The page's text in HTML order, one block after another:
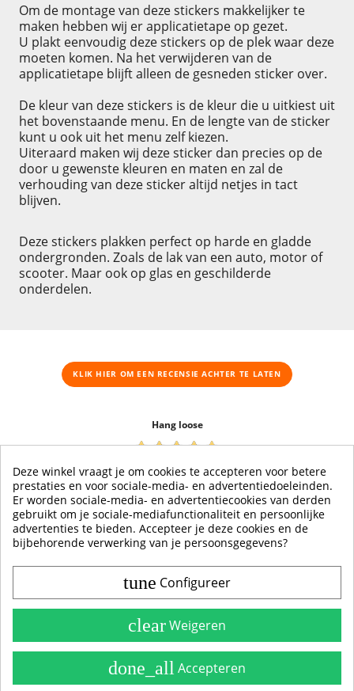
Om de montage van deze stickers makkelijker te
maken hebben wij er applicatietape op gezet.
U plakt eenvoudig deze stickers op de plek waar deze
moeten komen. Na het verwijderen van de
applicatietape blijft alleen de gesneden sticker over.
De kleur van deze stickers is de kleur die u uitkiest uit
het bovenstaande menu. En de lengte van de sticker
kunt u ook uit het menu zelf kiezen.
Uiteraard maken wij deze sticker dan precies op de
door u gewenste kleuren en maten en zal de
verhouding van deze sticker altijd netjes in tact
blijven.
Deze stickers plakken perfect op harde en gladde
ondergronden. Zoals de lak van een auto, motor of
scooter. Maar ook op glas en geschilderde
onderdelen.
KLIK HIER OM EEN ​​RECENSIE ACHTER TE LATEN
Hang loose
Geert Meuwissen
Mooie stikker , snel geleverd , super heel lij mee.
Deze winkel vraagt je om cookies te accepteren voor betere
prestaties en voor sociale-media- en advertentiedoeleinden.
Er worden sociale-media- en advertentiecookies van derden
gebruikt om je sociale-mediafunctionaliteit en persoonlijke
advertenties te bieden. Accepteer je deze cookies en de
bijbehorende verwerking van je persoonsgegevens?
tune Configureer
clearWeigeren
done_all Accepteren